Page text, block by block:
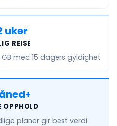
uker
REISE
GB med 15 dagers gyldighet
OPPHOLD
planer gir best verdi